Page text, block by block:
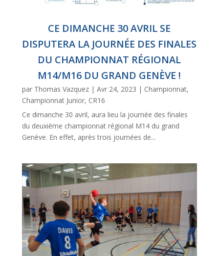
CE DIMANCHE 30 AVRIL SE
DISPUTERA LA JOURNÉE DES FINALES
DU CHAMPIONNAT RÉGIONAL
M14/M16 DU GRAND GENÈVE !
par Thomas Vazquez| Avr 24, 2023 | Championnat,
Championnat Junior, CR16
Ce dimanche 30 avril, aura lieu la journée des finales
du deuxième championnat régional M14 du grand
Genève. En effet, après trois journées de...